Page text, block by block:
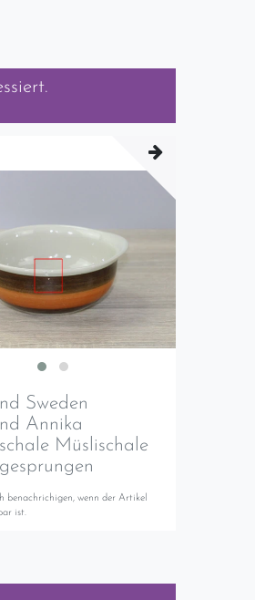
Sweden
Annika
Müslischale
benachrichigen, wenn der Artikel
ist.